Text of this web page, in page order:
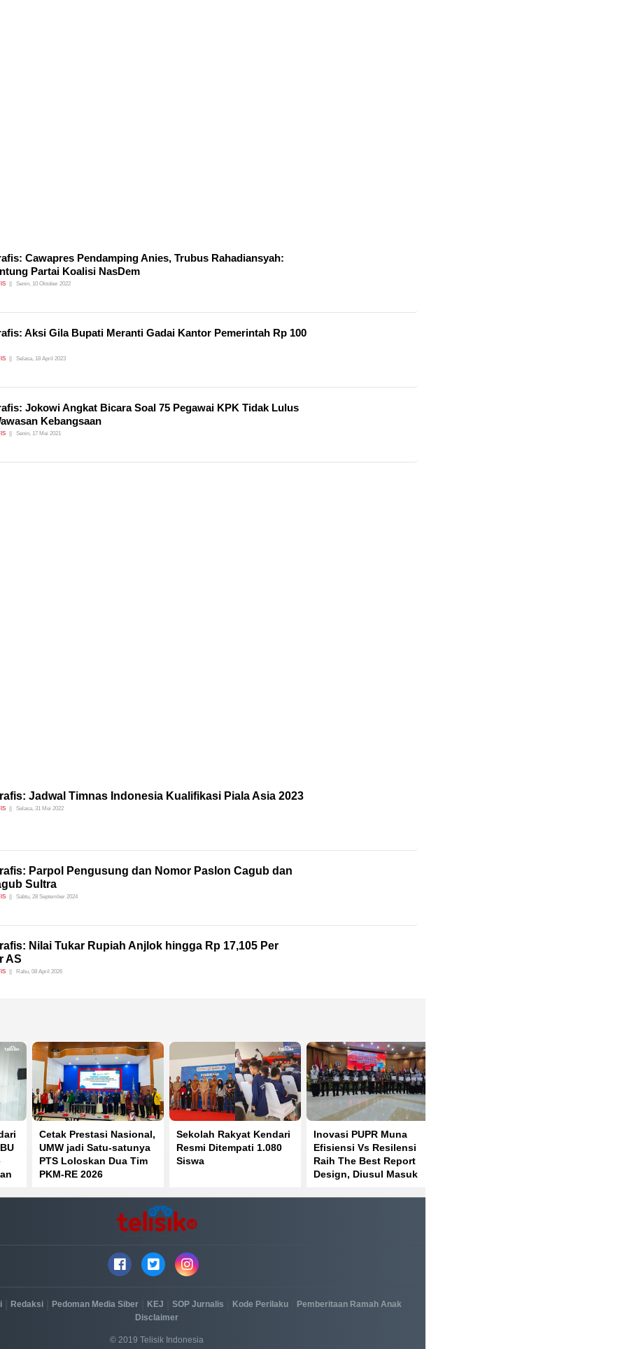
Cawapres Pendamping Anies, Trubus Rahadiansyah:
Partai Koalisi NasDem
Senin, 10 Oktober 2022
Aksi Gila Bupati Meranti Gadai Kantor Pemerintah Rp 100
Selasa, 18 April 2023
Jokowi Angkat Bicara Soal 75 Pegawai KPK Tidak Lulus
Kebangsaan
Senin, 17 Mei 2021
Jadwal Timnas Indonesia Kualifikasi Piala Asia 2023
Selasa, 31 Mei 2022
Parpol Pengusung dan Nomor Paslon Cagub dan
Sultra
Sabtu, 28 September 2024
Nilai Tukar Rupiah Anjlok hingga Rp 17,105 Per
AS
Rabu, 08 April 2026
Cetak Prestasi Nasional,
UMW jadi Satu-satunya
PTS Loloskan Dua Tim
PKM-RE 2026
Sekolah Rakyat Kendari
Resmi Ditempati 1.080
Siswa
Inovasi PUPR Muna
Efisiensi Vs Resilensi
Raih The Best Report
Design, Diusul Masuk
Redaksi Pedoman Media Siber KEJ SOP Jurnalis Kode Perilaku Pemberitaan Ramah Anak
Disclaimer
© 2019 Telisik Indonesia